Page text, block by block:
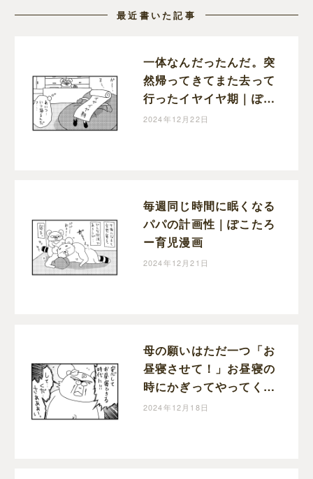
最近書いた記事
一体なんだったんだ。突
然帰ってきてまた去って
行ったイヤイヤ期｜ぽこ
たろー育児漫画
2024年12月22日
毎週同じ時間に眠くなる
パパの計画性｜ぽこたろ
ー育児漫画
2024年12月21日
母の願いはただ一つ「お
昼寝させて！」お昼寝の
時にかぎってやってくる
宣伝車｜ぽこたろー育児
2024年12月18日